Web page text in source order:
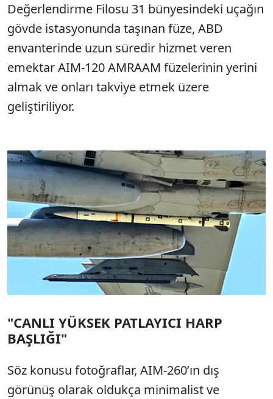
Değerlendirme Filosu 31 bünyesindeki uçağın
gövde istasyonunda taşınan füze, ABD
envanterinde uzun süredir hizmet veren
emektar AIM-120 AMRAAM füzelerinin yerini
almak ve onları takviye etmek üzere
geliştiriliyor.
"CANLI YÜKSEK PATLAYICI HARP
BAŞLIĞI"
Söz konusu fotoğraflar, AIM-260’ın dış
görünüş olarak oldukça minimalist ve